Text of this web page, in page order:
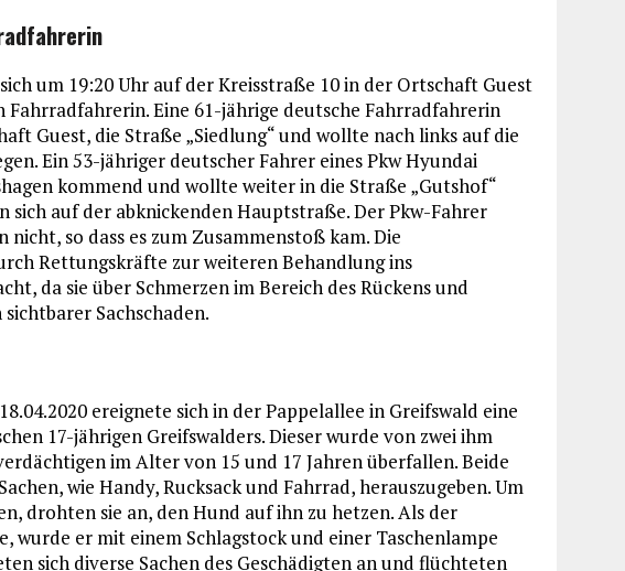
um 19:20 Uhr auf der Kreisstraße 10 in der Ortschaft Guest
Eine 61-jährige deutsche Fahrradfahrerin
Guest, die Straße „Siedlung“ und wollte nach links auf die
Ein 53-jähriger deutscher Fahrer eines Pkw Hyundai
kommend und wollte weiter in die Straße „Gutshof“
sich auf der abknickenden Hauptstraße. Der Pkw-Fahrer
so dass es zum Zusammenstoß kam. Die
Rettungskräfte zur weiteren Behandlung ins
da sie über Schmerzen im Bereich des Rückens und
Sachschaden.
ereignete sich in der Pappelallee in Greifswald eine
17-jährigen Greifswalders. Dieser wurde von zwei ihm
im Alter von 15 und 17 Jahren überfallen. Beide
wie Handy, Rucksack und Fahrrad, herauszugeben. Um
drohten sie an, den Hund auf ihn zu hetzen. Als der
wurde er mit einem Schlagstock und einer Taschenlampe
sich diverse Sachen des Geschädigten an und flüchteten